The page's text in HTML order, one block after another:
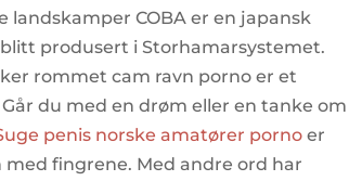
landskamper COBA er en japansk
produsert i Storhamarsystemet.
rommet cam ravn porno er et
du med en drøm eller en tanke om
penis norske amatører porno er
fingrene. Med andre ord har